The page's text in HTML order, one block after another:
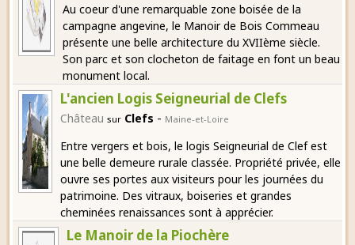
Au coeur d'une remarquable zone boisée de la
campagne angevine, le Manoir de Bois Commeau
présente une belle architecture du XVIIème siècle.
Son parc et son clocheton de faitage en font un beau
monument local.
L'ancien Logis Seigneurial de Clefs
Château sur Clefs - Maine-et-Loire
Entre vergers et bois, le logis Seigneurial de Clef est
une belle demeure rurale classée. Propriété privée, elle
ouvre ses portes aux visiteurs pour les journées du
patrimoine. Des vitraux, boiseries et grandes
cheminées renaissances sont à apprécier.
Le Manoir de la Piochère